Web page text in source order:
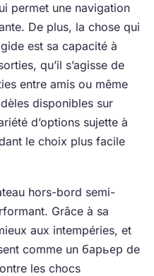
permet une navigation
De plus, la chose qui
est sa capacité à
qu’il s’agisse de
entre amis ou même
disponibles sur
d’options sujette à
le choix plus facile
hors-bord semi-
Grâce à sa
aux intempéries, et
comme un барьер de
les chocs